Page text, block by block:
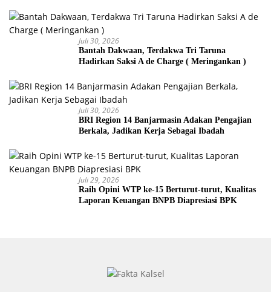
Juli 30, 2026
Bantah Dakwaan, Terdakwa Tri Taruna
Hadirkan Saksi A de Charge ( Meringankan )
Juli 30, 2026
BRI Region 14 Banjarmasin Adakan Pengajian
Berkala, Jadikan Kerja Sebagai Ibadah
Juli 29, 2026
Raih Opini WTP ke-15 Berturut-turut, Kualitas
Laporan Keuangan BNPB Diapresiasi BPK